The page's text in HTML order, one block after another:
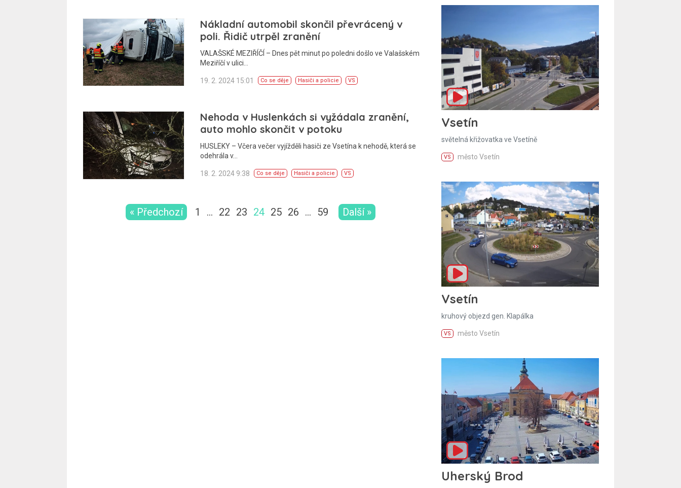
Nákladní automobil skončil převrácený v
poli. Řidič utrpěl zranění
VALAŠSKÉ MEZIŘÍČÍ – Dnes pět minut po poledni došlo ve Valašském
Meziříčí v ulici…
19. 2. 2024 15:01 Co se děje Hasiči a policie VS
Nehoda v Huslenkách si vyžádala zranění,
auto mohlo skončit v potoku
HUSLEKY – Včera večer vyjížděli hasiči ze Vsetína k nehodě, která se
odehrála v…
18. 2. 2024 9:38 Co se děje Hasiči a policie VS
« Předchozí 1 … 22 23 24 25 26 … 59 Další »
Vsetín
světelná křižovatka ve Vsetíně
VS město Vsetín
Vsetín
kruhový objezd gen. Klapálka
VS město Vsetín
Uherský Brod